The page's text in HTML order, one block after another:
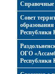
Совет
ОГО